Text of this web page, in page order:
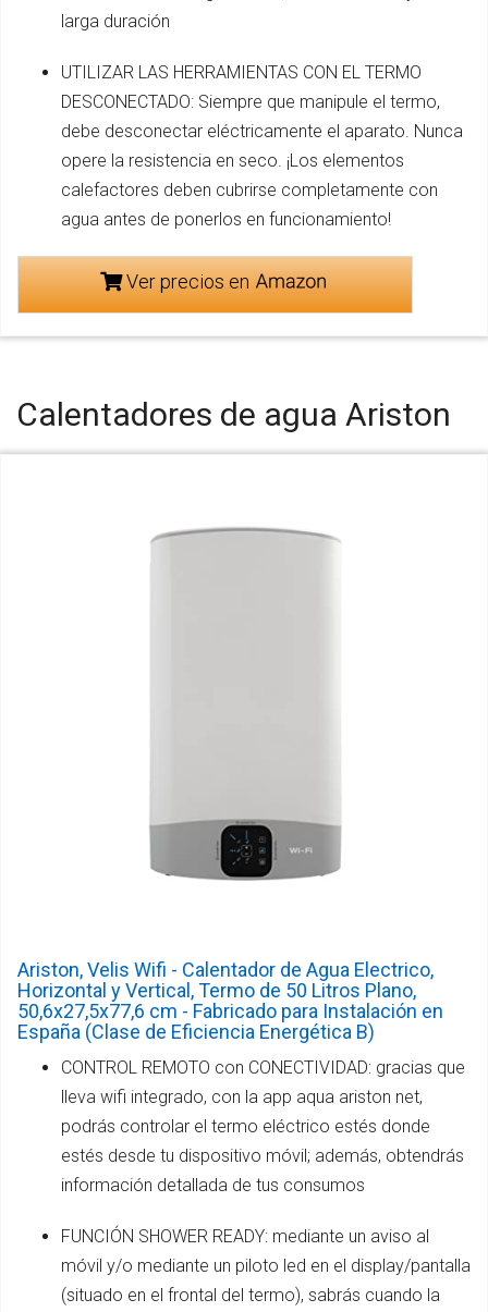
larga duración
UTILIZAR LAS HERRAMIENTAS CON EL TERMO
DESCONECTADO: Siempre que manipule el termo,
debe desconectar eléctricamente el aparato. Nunca
opere la resistencia en seco. ¡Los elementos
calefactores deben cubrirse completamente con
agua antes de ponerlos en funcionamiento!
Ver precios en
Calentadores de agua Ariston
Ariston, Velis Wifi - Calentador de Agua Electrico,
Horizontal y Vertical, Termo de 50 Litros Plano,
50,6x27,5x77,6 cm - Fabricado para Instalación en
España (Clase de Eficiencia Energética B)
CONTROL REMOTO con CONECTIVIDAD: gracias que
lleva wifi integrado, con la app aqua ariston net,
podrás controlar el termo eléctrico estés donde
estés desde tu dispositivo móvil; además, obtendrás
información detallada de tus consumos
FUNCIÓN SHOWER READY: mediante un aviso al
móvil y/o mediante un piloto led en el display/pantalla
(situado en el frontal del termo), sabrás cuando la